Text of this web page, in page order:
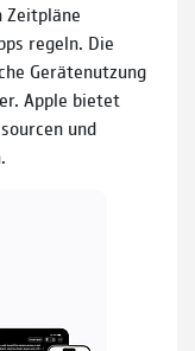
Zeitpläne
regeln. Die
Gerätenutzung
Apple bietet
und